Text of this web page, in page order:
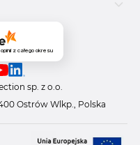
z całego okresu
sp. z o.o.
Ostrów Wlkp., Polska